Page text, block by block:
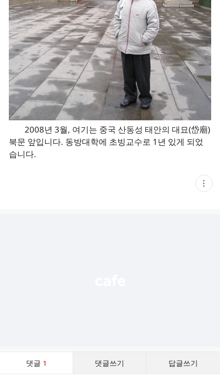
2008년 3월, 여기는 중국 산동성 태안의 대묘(岱廟)
북문 앞입니다. 동방대학에 초빙교수로 1년 있게 되었
습니다.
현
재
댓글 1 댓글쓰기 답글쓰기